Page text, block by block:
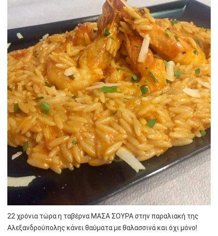
22 χρόνια τώρα η ταβέρνα ΜΑΣΑ ΣΟΥΡΑ στην παραλιακή της
Αλεξανδρούπολης κάνει θαύματα με θαλασσινά και όχι μόνο!